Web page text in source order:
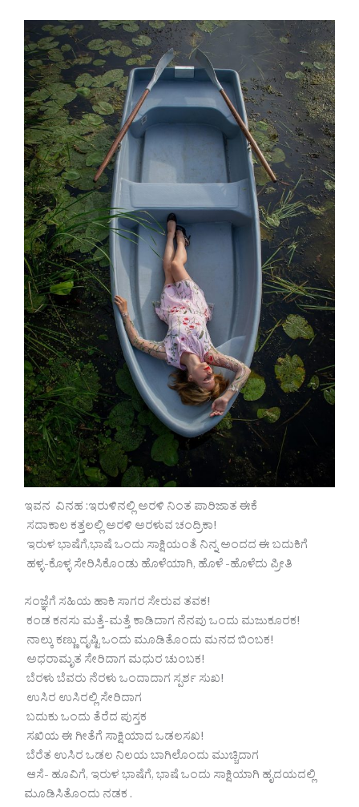
ಇವನ ವಿನಹ :ಇರುಳಿನಲ್ಲಿ ಅರಳಿ ನಿಂತ ಪಾರಿಜಾತ ಈಕೆ
ಸದಾಕಾಲ ಕತ್ತಲಲ್ಲಿ ಅರಳಿ ಅರಳುವ ಚಂದ್ರಿಕಾ!
ಇರುಳ ಭಾಷೆಗೆ,ಭಾಷೆ ಒಂದು ಸಾಕ್ಷಿಯಂತೆ ನಿನ್ನ ಅಂದದ ಈ ಬದುಕಿಗೆ
ಹಳ್ಳ-ಕೊಳ್ಳ ಸೇರಿಸಿಕೊಂಡು ಹೊಳೆಯಾಗಿ, ಹೊಳೆ -ಹೊಳೆದು ಪ್ರೀತಿ
ಸಂಜ್ಞೆಗೆ ಸಹಿಯ ಹಾಕಿ ಸಾಗರ ಸೇರುವ ತವಕ!
ಕಂಡ ಕನಸು ಮತ್ತೆ-ಮತ್ತೆ ಕಾಡಿದಾಗ ನೆನಪು ಒಂದು ಮಜುಕೂರಕ!
ನಾಲ್ಕು ಕಣ್ಣು ದೃಷ್ಟಿ ಒಂದು ಮೂಡಿತೊಂದು ಮನದ ಬಿಂಬಕ!
ಅಧರಾಮೃತ ಸೇರಿದಾಗ ಮಧುರ ಚುಂಬಕ!
ಬೆರಳು ಬೆವರು ನೆರಳು ಒಂದಾದಾಗ ಸ್ಪರ್ಶ ಸುಖ!
ಉಸಿರ ಉಸಿರಲ್ಲಿ ಸೇರಿದಾಗ
ಬದುಕು ಒಂದು ತೆರೆದ ಪುಸ್ತಕ
ಸಖಿಯ ಈ ಗೀತೆಗೆ ಸಾಕ್ಷಿಯಾದ ಒಡಲಸಖ!
ಬೆರೆತ ಉಸಿರ ಒಡಲ ನಿಲಯ ಬಾಗಿಲೊಂದು ಮುಚ್ಚಿದಾಗ
ಆಸೆ- ಹೂವಿಗೆ, ಇರುಳ ಭಾಷೆಗೆ, ಭಾಷೆ ಒಂದು ಸಾಕ್ಷಿಯಾಗಿ ಹೃದಯದಲ್ಲಿ
ಮೂಡಿಸಿತೊಂದು ನಡಕ .